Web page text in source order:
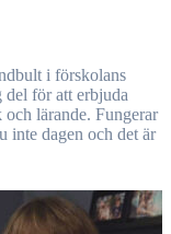
i förskolans
för att erbjuda
lärande. Fungerar
inte dagen och det är